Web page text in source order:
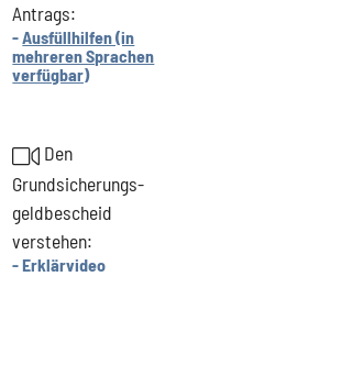
Antrags:
-Ausfüllhilfen (in
mehreren Sprachen
verfügbar)
Den
Grundsicherungs-
geldbescheid
verstehen:
- Erklärvideo